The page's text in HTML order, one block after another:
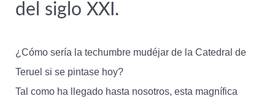
del siglo XXI.
¿Cómo sería la techumbre mudéjar de la Catedral de
Teruel si se pintase hoy?
Tal como ha llegado hasta nosotros, esta magnífica